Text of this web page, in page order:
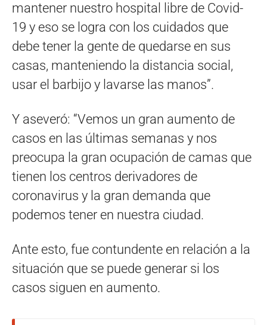
mantener nuestro hospital libre de Covid-
19 y eso se logra con los cuidados que
debe tener la gente de quedarse en sus
casas, manteniendo la distancia social,
usar el barbijo y lavarse las manos”.
Y aseveró: “Vemos un gran aumento de
casos en las últimas semanas y nos
preocupa la gran ocupación de camas que
tienen los centros derivadores de
coronavirus y la gran demanda que
podemos tener en nuestra ciudad.
Ante esto, fue contundente en relación a la
situación que se puede generar si los
casos siguen en aumento.